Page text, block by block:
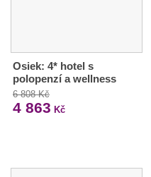
Osiek: 4* hotel s
polopenzí a wellness
6 808 Kč
4 863 Kč